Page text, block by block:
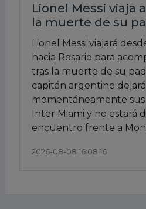
Lionel Messi viaja
la muerte de su
Lionel Messi viajará
hacia Rosario para
tras la muerte de su
capitán argentino dejará
momentáneamente
Inter Miami y no estará
encuentro frente a
2026-08-08 16:08:16